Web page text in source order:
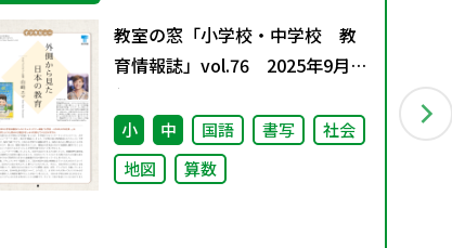
教室の窓「小学校・中学校 教
育情報誌」vol.76 2025年9月発
行
小 中 国語 書写
社会
地図
算数